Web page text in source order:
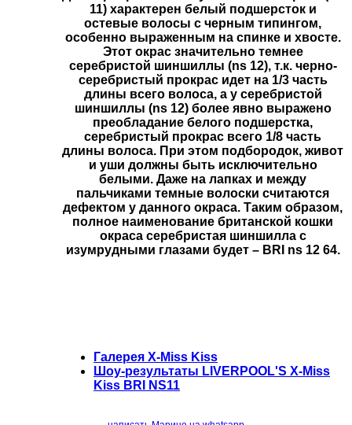
11) характерен белый подшерсток и
остевые волосы с черным типингом,
особенно выраженным на спинке и хвосте.
Этот окрас значительно темнее
серебристой шиншиллы (ns 12), т.к. черно-
серебристый прокрас идет на 1/3 часть
длины всего волоса, а у серебристой
шиншиллы (ns 12) более явно выражено
преобладание белого подшерстка,
серебристый прокрас всего 1/8 часть
длины волоса. При этом подбородок, живот
и уши должны быть исключительно
белыми. Даже на лапках и между
пальчиками темные волоски считаются
дефектом у данного окраса. Таким образом,
полное наименование британской кошки
окраса серебристая шиншилла с
изумрудными глазами будет – BRI ns 12 64.
Галерея X-Miss Kiss
Шоу-результаты LIVERPOOL'S X-Miss
Kiss BRI NS11